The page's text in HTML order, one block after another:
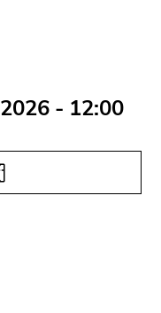
- 12:00